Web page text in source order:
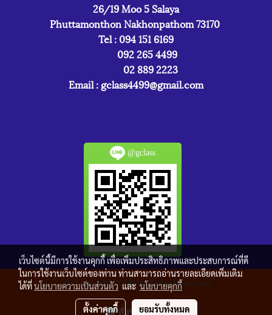
สั่งซื้อสินค้า
26/19 Moo 5 Salaya
Phuttamonthon Nakhonpathom 73170
Tel : 094 151 6169
092 265 4499
02 889 2223
Email : gclass4499@gmail.com
@gclass
© Copyright 2016 All Rights Reserved
ผู้เข้าชมทั้งหมด 4,221,649
เว็บไซต์นี้มีการใช้งานคุกกี้ เพื่อเพิ่มประสิทธิภาพและประสบการณ์ที่ดี
ในการใช้งานเว็บไซต์ของท่าน ท่านสามารถอ่านรายละเอียดเพิ่มเติม
ได้ที่นโยบายความเป็นส่วนตัวและนโยบายคุกกี้
ตั้งค่าคุกกี้ ยอมรับทั้งหมด